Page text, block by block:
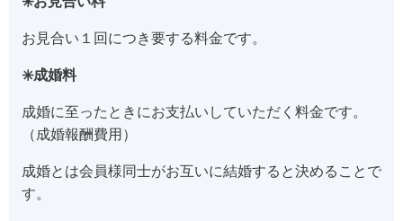
お見合い１回につき要する料金です。
✳️成婚料
成婚に至ったときにお支払いしていただく料金です。
（成婚報酬費用）
成婚とは会員様同士がお互いに結婚すると決めることで
す。